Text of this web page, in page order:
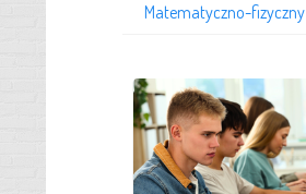
Matematyczno-fizyczny